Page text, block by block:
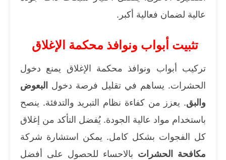
عالية لضمان فعالية أكبر.
تثبيت أبواب ونوافذ محكمة الإغلاق
تركيب أبواب ونوافذ محكمة الإغلاق يمنع دخول
الحشرات. يساهم في تقليل فرصة دخول البعوض
والبق. يعزز من كفاءة نظام التبريد والتدفئة. ينصح
باستخدام مواد عالية الجودة. يُفضل التأكد من إغلاق
كل الفجوات بشكل كامل. يمكن استشارة شركة
مكافحة الحشرات بالاحساء للحصول على أفضل